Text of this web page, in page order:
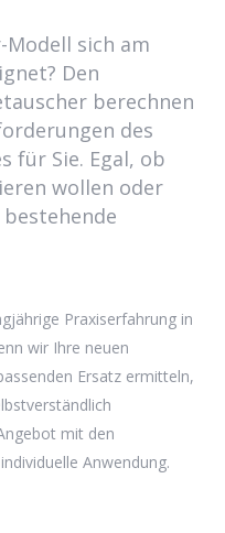
sich am
Den
berechnen
des
für Sie. Egal, ob
wollen oder
Praxiserfahrung in
wir Ihre neuen
Ersatz ermitteln,
mit den
Anwendung.